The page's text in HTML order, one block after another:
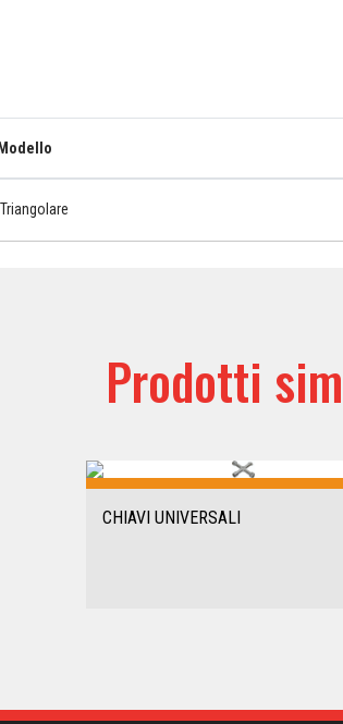
Modello
Triangolare
Prodotti
CHIAVI UNIVERSALI